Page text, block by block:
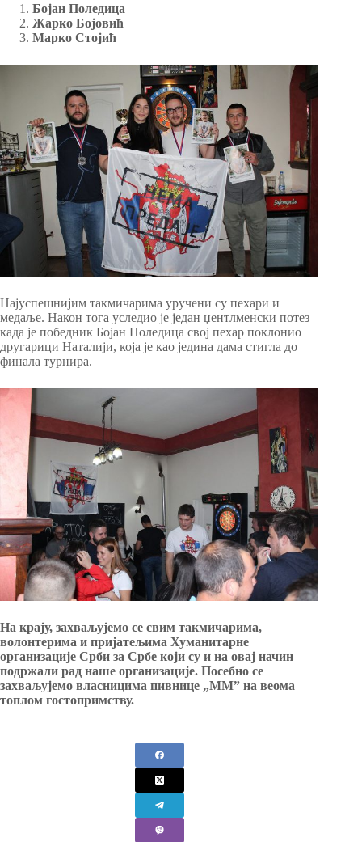
Бојан Поледица
Жарко Бојовић
Марко Стојић
Најуспешнијим такмичарима уручени су пехари и
медаље. Након тога уследио је један џентлменски потез
када је победник Бојан Поледица свој пехар поклонио
другарици Наталији, која је као једина дама стигла до
финала турнира.
На крају, захваљујемо се свим такмичарима,
волонтерима и пријатељима Хуманитарне
организације Срби за Србе који су и на овај начин
подржали рад наше организације. Посебно се
захваљујемо власницима пивнице „ММ” на веома
топлом гостопримству.